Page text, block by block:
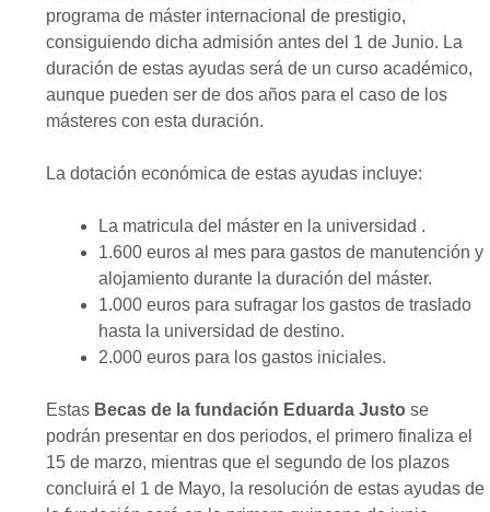
programa de máster internacional de prestigio,
consiguiendo dicha admisión antes del 1 de Junio. La
duración de estas ayudas será de un curso académico,
aunque pueden ser de dos años para el caso de los
másteres con esta duración.
La dotación económica de estas ayudas incluye:
La matricula del máster en la universidad .
1.600 euros al mes para gastos de manutención y
alojamiento durante la duración del máster.
1.000 euros para sufragar los gastos de traslado
hasta la universidad de destino.
2.000 euros para los gastos iniciales.
Estas Becas de la fundación Eduarda Justo se
podrán presentar en dos periodos, el primero finaliza el
15 de marzo, mientras que el segundo de los plazos
concluirá el 1 de Mayo, la resolución de estas ayudas de